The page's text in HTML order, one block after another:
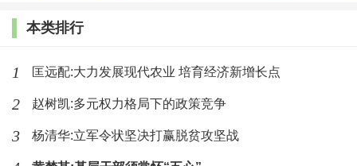
却让他们望而却步，踌躇不前。
如今，得益于中国稳步推进的就近城镇化，留守农
民工不仅可以一家团圆，而且在自家门口就可以享受到
促进约１亿农业转移人口落户城镇、改造约１亿人
本类排行
1 匡远配:大力发展现代农业 培育经济新增长点
2 赵树凯:多元权力格局下的政策竞争
3 杨清华:立军令状坚决打赢脱贫攻坚战